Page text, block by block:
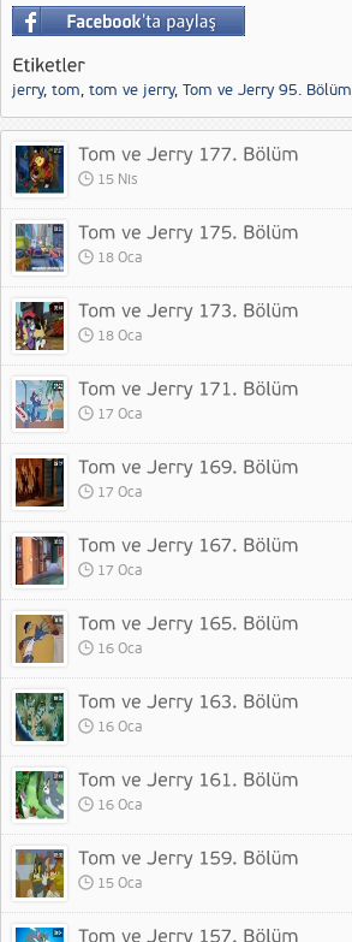
jerry, tom, tom ve jerry, Tom ve Jerry 95. Bölüm
15 Nis
18 Oca
18 Oca
17 Oca
17 Oca
17 Oca
16 Oca
16 Oca
16 Oca
15 Oca